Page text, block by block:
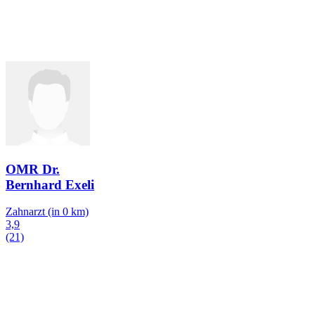
OMR Dr.
Bernhard Exeli
Zahnarzt (in 0 km)
3,9
(21)